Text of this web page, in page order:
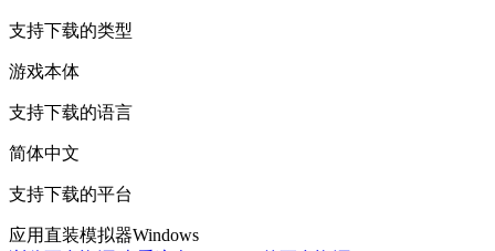
支持下载的类型
游戏本体
支持下载的语言
简体中文
支持下载的平台
应用直装模拟器Windows